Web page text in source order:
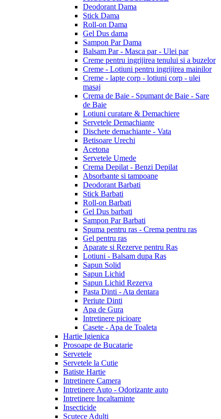
Deodorant Dama
Stick Dama
Roll-on Dama
Gel Dus dama
Sampon Par Dama
Balsam Par - Masca par - Ulei par
Creme pentru ingrijirea tenului si a buzelor
Creme - Lotiuni pentru ingrijirea mainilor
Creme - lapte corp - lotiuni corp - ulei
masaj
Crema de Baie - Spumant de Baie - Sare
de Baie
Lotiuni curatare & Demachiere
Servetele Demachiante
Dischete demachiante - Vata
Betisoare Urechi
Acetona
Servetele Umede
Crema Depilat - Benzi Depilat
Absorbante si tampoane
Deodorant Barbati
Stick Barbati
Roll-on Barbati
Gel Dus barbati
Sampon Par Barbati
Spuma pentru ras - Crema pentru ras
Gel pentru ras
Aparate si Rezerve pentru Ras
Lotiuni - Balsam dupa Ras
Sapun Solid
Sapun Lichid
Sapun Lichid Rezerva
Pasta Dinti - Ata dentara
Periute Dinti
Apa de Gura
Intretinere picioare
Casete - Apa de Toaleta
Hartie Igienica
Prosoape de Bucatarie
Servetele
Servetele la Cutie
Batiste Hartie
Intretinere Camera
Intretinere Auto - Odorizante auto
Intretinere Incaltaminte
Insecticide
Scutece Adulti